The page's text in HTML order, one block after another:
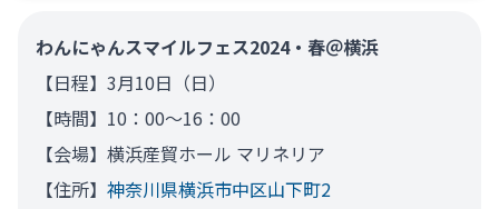
わんにゃんスマイルフェス2024・春＠横浜
【日程】3月10日（日）
【時間】10：00～16：00
【会場】横浜産貿ホール マリネリア
【住所】 神奈川県横浜市中区山下町2